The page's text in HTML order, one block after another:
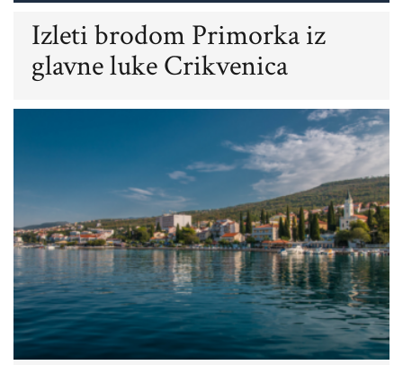
Izleti brodom Primorka iz
glavne luke Crikvenica